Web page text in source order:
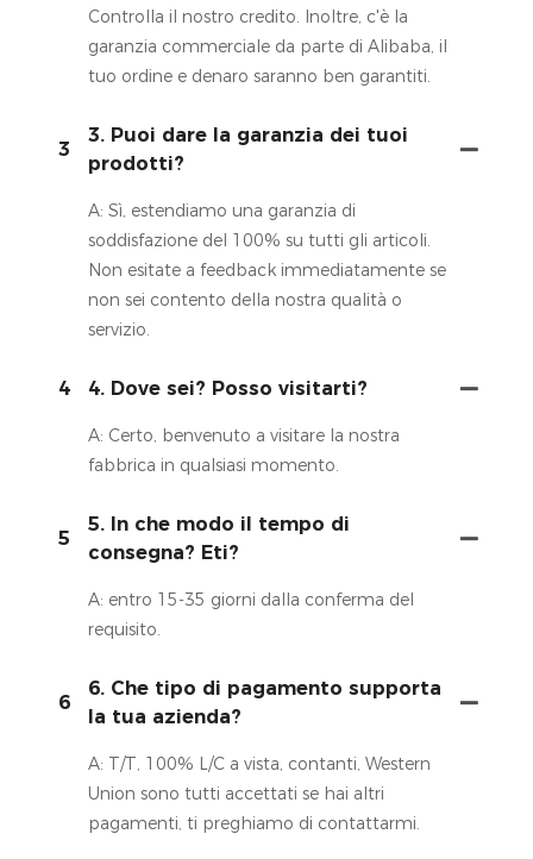
Controlla il nostro credito. Inoltre, c'è la
garanzia commerciale da parte di Alibaba, il
tuo ordine e denaro saranno ben garantiti.
3
3. Puoi dare la garanzia dei tuoi
prodotti?
A: Sì, estendiamo una garanzia di
soddisfazione del 100% su tutti gli articoli.
Non esitate a feedback immediatamente se
non sei contento della nostra qualità o
servizio.
4 4. Dove sei? Posso visitarti?
A: Certo, benvenuto a visitare la nostra
fabbrica in qualsiasi momento.
5
5. In che modo il tempo di
consegna? Eti?
A: entro 15-35 giorni dalla conferma del
requisito.
6
6. Che tipo di pagamento supporta
la tua azienda?
A: T/T, 100% L/C a vista, contanti, Western
Union sono tutti accettati se hai altri
pagamenti, ti preghiamo di contattarmi.